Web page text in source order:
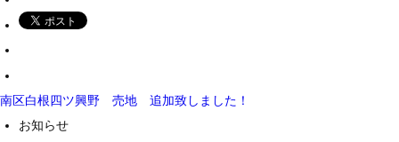
南区白根四ツ興野 売地 追加致しました！
お知らせ